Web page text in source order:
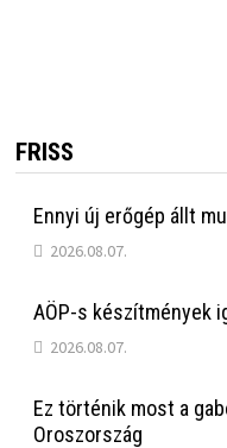
FRISS
Ennyi új erőgép állt
2026.08.07.
AÖP-s készítmények
2026.08.07.
Ez történik most a
Oroszország